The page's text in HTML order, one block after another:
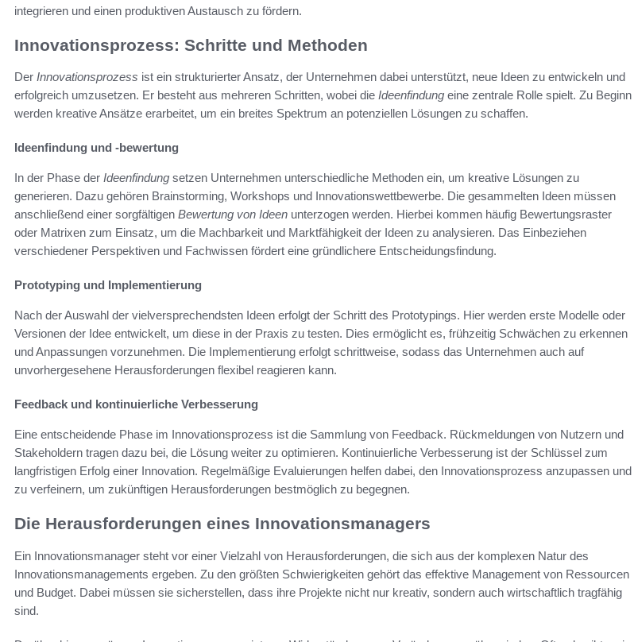
integrieren und einen produktiven Austausch zu fördern.
Innovationsprozess: Schritte und Methoden
Der Innovationsprozess ist ein strukturierter Ansatz, der Unternehmen dabei unterstützt, neue Ideen zu entwickeln und
erfolgreich umzusetzen. Er besteht aus mehreren Schritten, wobei die Ideenfindung eine zentrale Rolle spielt. Zu Beginn
werden kreative Ansätze erarbeitet, um ein breites Spektrum an potenziellen Lösungen zu schaffen.
Ideenfindung und -bewertung
In der Phase der Ideenfindung setzen Unternehmen unterschiedliche Methoden ein, um kreative Lösungen zu
generieren. Dazu gehören Brainstorming, Workshops und Innovationswettbewerbe. Die gesammelten Ideen müssen
anschließend einer sorgfältigen Bewertung von Ideen unterzogen werden. Hierbei kommen häufig Bewertungsraster
oder Matrixen zum Einsatz, um die Machbarkeit und Marktfähigkeit der Ideen zu analysieren. Das Einbeziehen
verschiedener Perspektiven und Fachwissen fördert eine gründlichere Entscheidungsfindung.
Prototyping und Implementierung
Nach der Auswahl der vielversprechendsten Ideen erfolgt der Schritt des Prototypings. Hier werden erste Modelle oder
Versionen der Idee entwickelt, um diese in der Praxis zu testen. Dies ermöglicht es, frühzeitig Schwächen zu erkennen
und Anpassungen vorzunehmen. Die Implementierung erfolgt schrittweise, sodass das Unternehmen auch auf
unvorhergesehene Herausforderungen flexibel reagieren kann.
Feedback und kontinuierliche Verbesserung
Eine entscheidende Phase im Innovationsprozess ist die Sammlung von Feedback. Rückmeldungen von Nutzern und
Stakeholdern tragen dazu bei, die Lösung weiter zu optimieren. Kontinuierliche Verbesserung ist der Schlüssel zum
langfristigen Erfolg einer Innovation. Regelmäßige Evaluierungen helfen dabei, den Innovationsprozess anzupassen und
zu verfeinern, um zukünftigen Herausforderungen bestmöglich zu begegnen.
Die Herausforderungen eines Innovationsmanagers
Ein Innovationsmanager steht vor einer Vielzahl von Herausforderungen, die sich aus der komplexen Natur des
Innovationsmanagements ergeben. Zu den größten Schwierigkeiten gehört das effektive Management von Ressourcen
und Budget. Dabei müssen sie sicherstellen, dass ihre Projekte nicht nur kreativ, sondern auch wirtschaftlich tragfähig
sind.